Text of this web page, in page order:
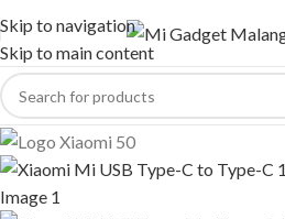
Skip to navigation
Skip to main content